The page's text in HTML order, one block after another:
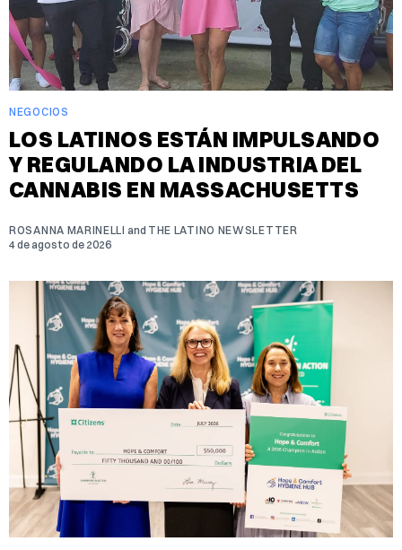
NEGOCIOS
LOS LATINOS ESTÁN IMPULSANDO
Y REGULANDO LA INDUSTRIA DEL
CANNABIS EN MASSACHUSETTS
ROSANNA MARINELLI and THE LATINO NEWSLETTER
4 de agosto de 2026